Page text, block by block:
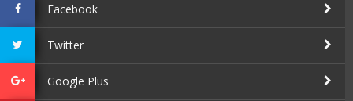
Facebook
Twitter
Google Plus